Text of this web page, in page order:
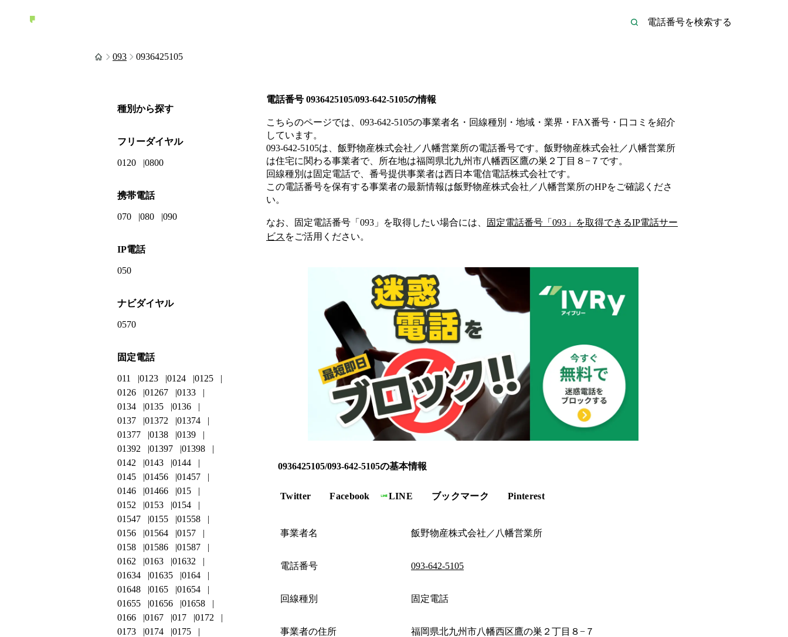
093 0936425105
電話番号 0936425105/093-642-5105の情報
こちらのページでは、 093-642-5105の事業者名・回線種別・地域・業界・FAX番号・口コミを紹介
しています。
093-642-5105は、 飯野物産株式会社／八幡営業所の電話番号です。 飯野物産株式会社／八幡営業所
は住宅に関わる事業者で、所在地は福岡県北九州市八幡西区鷹の巣２丁目８−７ です。
回線種別は固定電話で、番号提供事業者は西日本電信電話株式会社です。
この電話番号を保有する事業者の最新情報は飯野物産株式会社／八幡営業所のHPをご確認くださ
い。
なお、固定電話番号「 093 」を取得したい場合には、 固定電話番号「 093 」を取得できるIP電話サー
ビス をご活用ください。
0936425105/093-642-5105の基本情報
Twitter Facebook LINE ブックマーク Pinterest
事業者名 飯野物産株式会社／八幡営業所
電話番号 093-642-5105
回線種別 固定電話
事業者の住所 福岡県北九州市八幡西区鷹の巣２丁目８−７
種別から探す
フリーダイヤル
0120 0800
携帯電話
070 080 090
IP電話
050
ナビダイヤル
0570
固定電話
011 0123 0124
0125
0126
01267
0133
0134
0135
0136
0137
01372
01374
01377
0138
0139
01392
01397
01398
0142
0143
0144
0145
01456
01457
0146
01466
015
0152
0153
0154
01547
0155
01558
0156
01564
0157
0158
01586
01587
0162
0163
01632
01634
01635
0164
01648
0165
01654
01655
01656
01658
0166
0167 017
0172
0173
0174
0175